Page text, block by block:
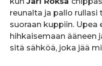
reunalta ja pallo rullasi
suoraan kuppiin. Upea
hihkaisemaan ääneen
sitä sähköä, joka jää